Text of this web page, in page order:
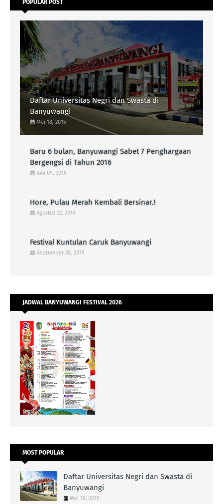
POPULAR POST
Daftar Universitas Negri dan Swasta di
Banyuwangi
Mei 18, 2015
Baru 6 bulan, Banyuwangi Sabet 7 Penghargaan
Bergengsi di Tahun 2016
Juni 09, 2016
Hore, Pulau Merah Kembali Bersinar.!
Agustus 22, 2016
Festival Kuntulan Caruk Banyuwangi
September 30, 2019
JADWAL BANYUWANGI FESTIVAL 2026
MOST POPULAR
Daftar Universitas Negri dan Swasta di
Banyuwangi
Mei 18, 2015